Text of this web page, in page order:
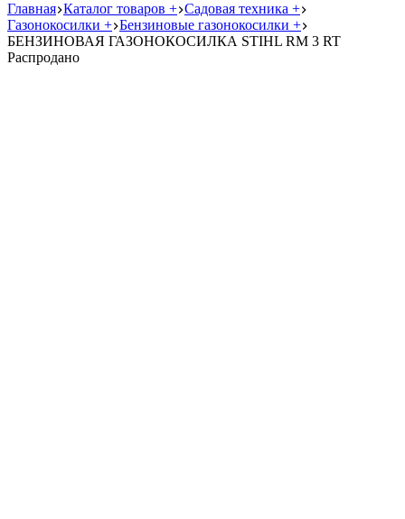
Главная Каталог товаров + Садовая техника +
Газонокосилки + Бензиновые газонокосилки +
БЕНЗИНОВАЯ ГАЗОНОКОСИЛКА STIHL RM 3 RT
Распродано